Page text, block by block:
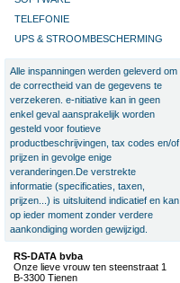
TELEFONIE
UPS & STROOMBESCHERMING
Alle inspanningen werden geleverd om
de correctheid van de gegevens te
verzekeren. e-nitiative kan in geen
enkel geval aansprakelijk worden
gesteld voor foutieve
productbeschrijvingen, tax codes en/of
prijzen in gevolge enige
veranderingen.De verstrekte
informatie (specificaties, taxen,
prijzen...) is uitsluitend indicatief en kan
op ieder moment zonder verdere
aankondiging worden gewijzigd.
RS-DATA bvba
Onze lieve vrouw ten steenstraat 1
B-3300 Tienen